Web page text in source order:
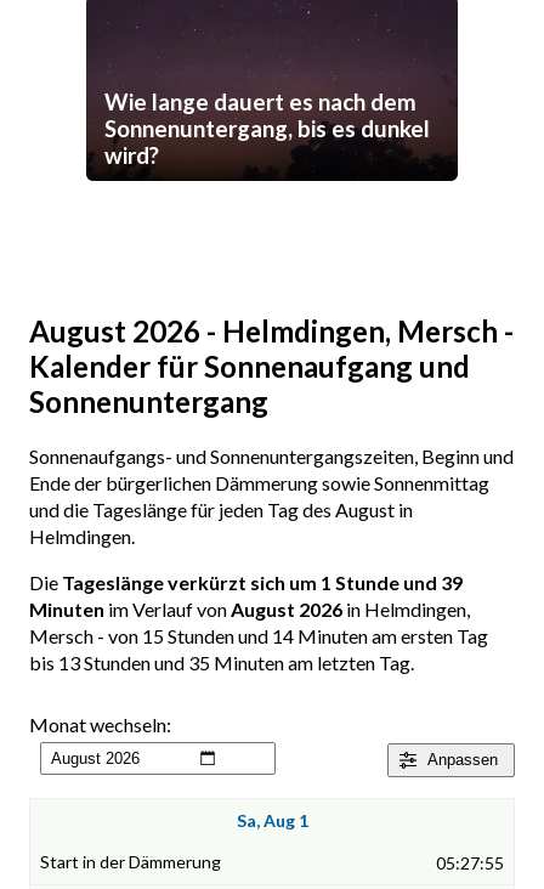
Wie lange dauert es nach dem
Sonnenuntergang, bis es dunkel
wird?
August 2026 - Helmdingen, Mersch -
Kalender für Sonnenaufgang und
Sonnenuntergang
Sonnenaufgangs- und Sonnenuntergangszeiten, Beginn und
Ende der bürgerlichen Dämmerung sowie Sonnenmittag
und die Tageslänge für jeden Tag des August in
Helmdingen.
Die Tageslänge verkürzt sich um 1 Stunde und 39
Minuten im Verlauf vonAugust 2026 in Helmdingen,
Mersch - von 15 Stunden und 14 Minuten am ersten Tag
bis 13 Stunden und 35 Minuten am letzten Tag.
Anpassen
Monat wechseln:
Sa, Aug 1
05:27:55